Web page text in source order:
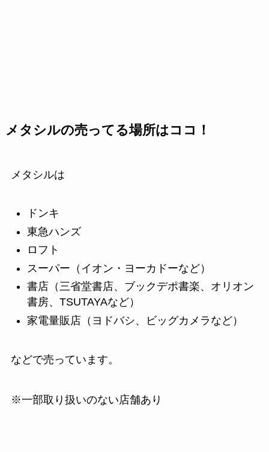
メタシルの売ってる場所はココ！
メタシルは
ドンキ
東急ハンズ
ロフト
スーパー（イオン・ヨーカドーなど）
書店（三省堂書店、ブックデポ書楽、オリオン
書房、TSUTAYAなど）
家電量販店（ヨドバシ、ビッグカメラなど）
などで売っています。
※一部取り扱いのない店舗あり